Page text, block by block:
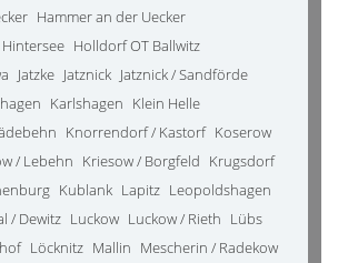
Hammer an der Uecker
Hintersee Holldorf OT Ballwitz
Jatzke Jatznick Jatznick / Sandförde
Karlshagen Klein Helle
Knorrendorf / Kastorf Koserow
/ Lebehn Kriesow / Borgfeld Krugsdorf
Kublank Lapitz Leopoldshagen
/ Dewitz Luckow Luckow / Rieth Lübs
Löcknitz Mallin Mescherin / Radekow